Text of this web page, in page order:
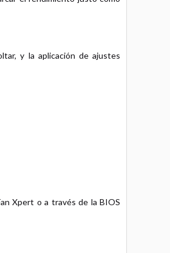
y la aplicación de ajustes
Xpert o a través de la BIOS